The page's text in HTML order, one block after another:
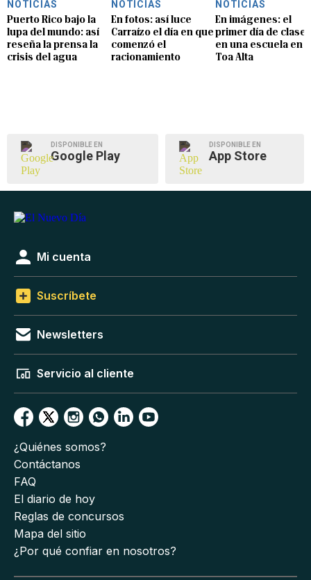
NOTICIAS
Puerto Rico bajo la
lupa del mundo: así
reseña la prensa la
crisis del agua
NOTICIAS
En fotos: así luce
Carraízo el día en que
comenzó el
racionamiento
NOTICIAS
En imágenes: el
primer día de clases
en una escuela en
Toa Alta
DISPONIBLE EN
Google Play
DISPONIBLE EN
App Store
Mi cuenta
Suscríbete
Newsletters
Servicio al cliente
¿Quiénes somos?
Contáctanos
FAQ
El diario de hoy
Reglas de concursos
Mapa del sitio
¿Por qué confiar en nosotros?